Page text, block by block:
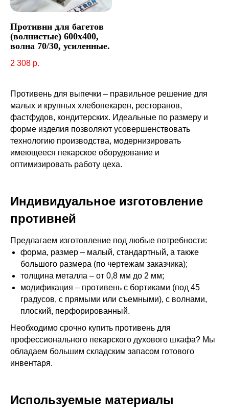
Противни для багетов
(волнистые) 600х400,
волна 70/30, усиленные.
2 308 р.
Противень для выпечки – правильное решение для
малых и крупных хлебопекарен, ресторанов,
фастфудов, кондитерских. Идеальные по размеру и
форме изделия позволяют усовершенствовать
технологию производства, модернизировать
имеющееся пекарское оборудование и
оптимизировать работу цеха.
Индивидуальное изготовление
противней
Предлагаем изготовление под любые потребности:
форма, размер – малый, стандартный, а также
большого размера (по чертежам заказчика);
толщина металла – от 0,8 мм до 2 мм;
модификация – противень с бортиками (под 45
градусов, с прямыми или съемными), с волнами,
плоский, перфорированный.
Необходимо срочно купить противень для
профессионального пекарского духового шкафа? Мы
обладаем большим складским запасом готового
инвентаря.
Используемые материалы